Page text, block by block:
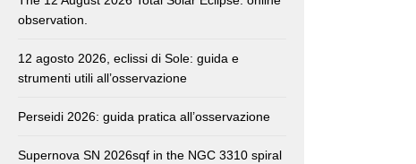
observation.
12 agosto 2026, eclissi di Sole: guida e
strumenti utili all’osservazione
Perseidi 2026: guida pratica all’osservazione
Supernova SN 2026sqf in the NGC 3310 spiral